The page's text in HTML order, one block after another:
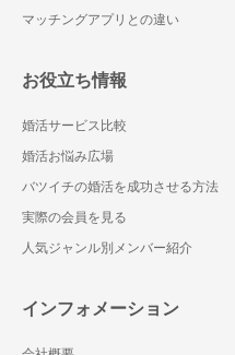
マッチングアプリとの違い
お役立ち情報
婚活サービス比較
婚活お悩み広場
バツイチの婚活を成功させる方法
実際の会員を見る
人気ジャンル別メンバー紹介
インフォメーション